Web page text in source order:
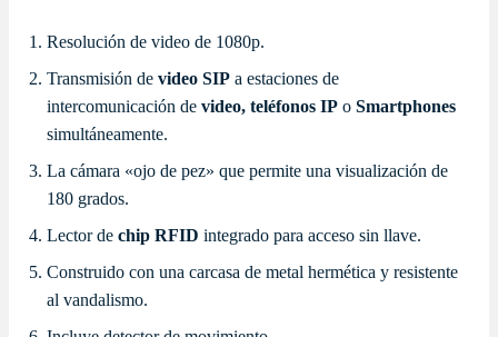
Resolución de video de 1080p.
Transmisión de video SIP a estaciones de
intercomunicación de video, teléfonos IP o Smartphones
simultáneamente.
La cámara «ojo de pez» que permite una visualización de
180 grados.
Lector de chip RFID integrado para acceso sin llave.
Construido con una carcasa de metal hermética y resistente
al vandalismo.